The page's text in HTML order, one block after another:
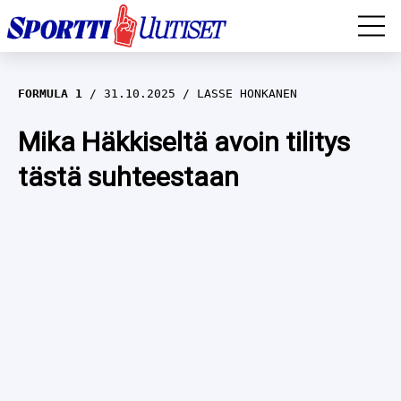
EM-YLEISURHEILU
JÄÄKIEKKO
YLEISURHEILU
FORMULA 1 31.10.2025 LASSE HONKANEN
Mika Häkkiseltä avoin tilitys
tästä suhteestaan